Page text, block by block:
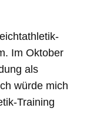
Im Oktober
als
würde mich
Training